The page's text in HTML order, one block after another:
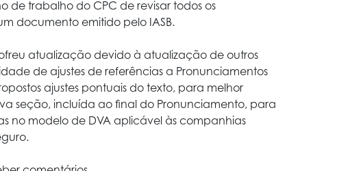
de trabalho do CPC de revisar todos os
documento emitido pelo IASB.
atualização devido à atualização de outros
de ajustes de referências a Pronunciamentos
ajustes pontuais do texto, para melhor
seção, incluída ao final do Pronunciamento, para
no modelo de DVA aplicável às companhias